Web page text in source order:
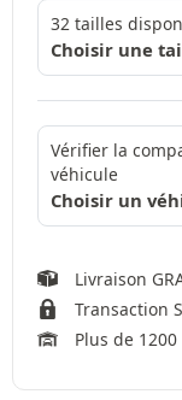
32 tailles
Choisir une
Vérifier la
véhicule
Choisir un
Livraison
Transaction
Plus de